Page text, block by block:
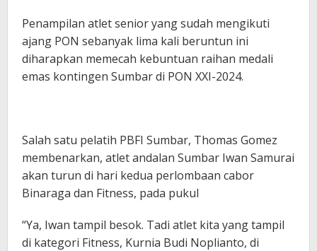
Penampilan atlet senior yang sudah mengikuti
ajang PON sebanyak lima kali beruntun ini
diharapkan memecah kebuntuan raihan medali
emas kontingen Sumbar di PON XXI-2024.
Salah satu pelatih PBFI Sumbar, Thomas Gomez
membenarkan, atlet andalan Sumbar Iwan Samurai
akan turun di hari kedua perlombaan cabor
Binaraga dan Fitness, pada pukul
“Ya, Iwan tampil besok. Tadi atlet kita yang tampil
di kategori Fitness, Kurnia Budi Noplianto, di